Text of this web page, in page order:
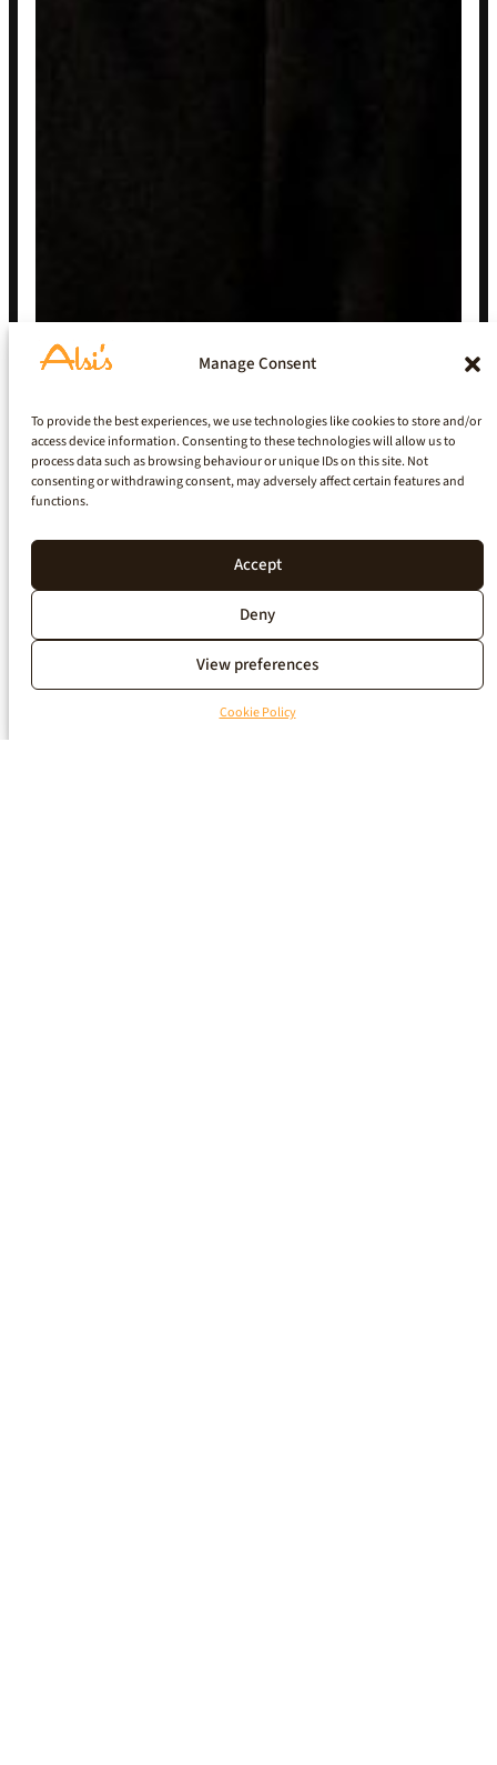
Manage Consent
To provide the best experiences, we use technologies like cookies to store and/or
access device information. Consenting to these technologies will allow us to
process data such as browsing behaviour or unique IDs on this site. Not
consenting or withdrawing consent, may adversely affect certain features and
functions.
Accept
Deny
View preferences
Cookie Policy